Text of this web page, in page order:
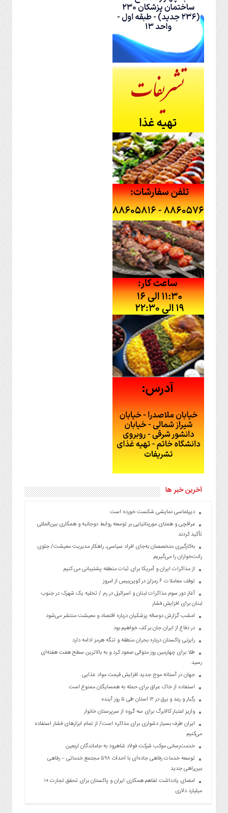
آخرین خبر ها
دیپلماسی نمایشی شکست خورده است
عراقچی و همتای موریتانیایی بر توسعه روابط دوجانبه و همکاری بین‌المللی
تأکید کردند
به‌کارگیری متخصصان به‌جای افراد سیاسی، راهکار مدیریت معیشت/ جلوی
رانت‌خواران را می‌گیریم
از مذاکرات ایران و آمریکا برای ثبات منطقه پشتیبانی می کنیم
توقف معاملات ۶ رمزارز در کوین‌بیس از امروز
آغاز دور سوم مذاکرات لبنان و اسرائیل در رم / تخلیه یک شهرک در جنوب
لبنان برای افزایش فشار
امشب گزارش دوساله پزشکیان درباره اقتصاد و معیشت منتشر می‌شود
در دفاع از ایران جان بر کف خواهیم بود
رایزنی پاکستان درباره بحران منطقه و تنگه هرمز ادامه دارد
طلا برای چهارمین روز متوالی صعود کرد و به بالاترین سطح هفت هفته‌ای
رسید
جهان در آستانه موج جدید افزایش قیمت مواد غذایی
استفاده از خاک عراق برای حمله به همسایگان ممنوع است
رگبار و رعد و برق در ۱۲ استان طی ۵ روز آینده
واریز اعتبار کالابرگ برای سه گروه از سرپرستان خانوار
ایران طرف بسیار دشواری برای مذاکره است/ از تمام ابزارهای فشار استفاده
می‌کنیم
خدمت‌رسانی موکب شرکت فولاد شاهرود به جاماندگان اربعین
توسعه خدمات رفاهی جاده‌ای با احداث ۵۹۸ مجتمع خدماتی – رفاهی
بین‌راهی جدید
امضای یادداشت تفاهم همکاری ایران و پاکستان برای تحقق تجارت ۱۰
میلیارد دلاری